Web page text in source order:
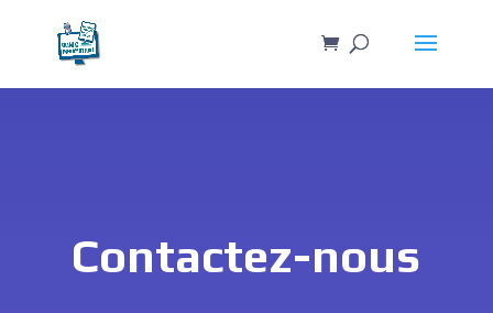
Contactez-nous